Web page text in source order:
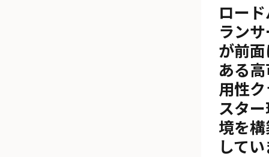
ロー
ラン
が前
ある
用性
スタ
境を
して